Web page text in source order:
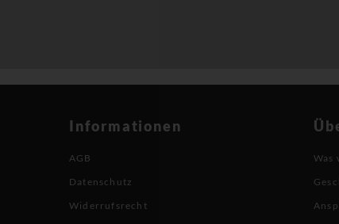
Informationen
AGB
Datenschutz
Widerrufsrecht
Was